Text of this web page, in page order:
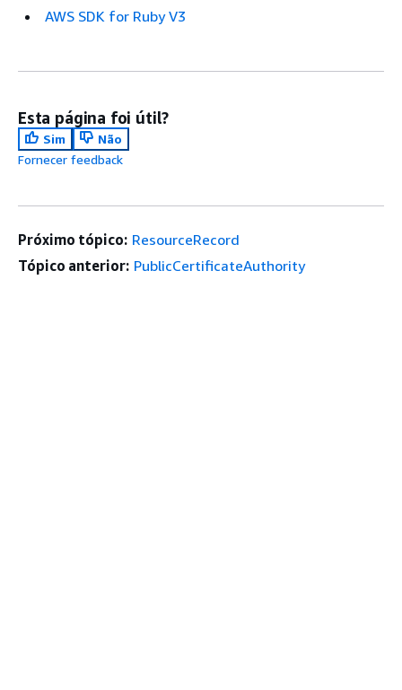
AWS SDK for Ruby V3
Esta página foi útil?
Sim
Não
Fornecer feedback
Próximo tópico: ResourceRecord
Tópico anterior: PublicCertificateAuthority